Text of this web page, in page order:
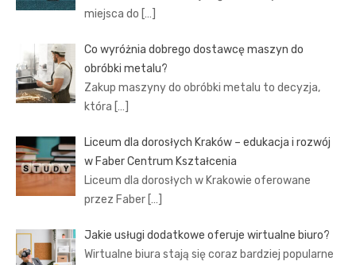
miejsca do […]
Co wyróżnia dobrego dostawcę maszyn do
obróbki metalu?
Zakup maszyny do obróbki metalu to decyzja,
która […]
Liceum dla dorosłych Kraków – edukacja i rozwój
w Faber Centrum Kształcenia
Liceum dla dorosłych w Krakowie oferowane
przez Faber […]
Jakie usługi dodatkowe oferuje wirtualne biuro?
Wirtualne biura stają się coraz bardziej popularne